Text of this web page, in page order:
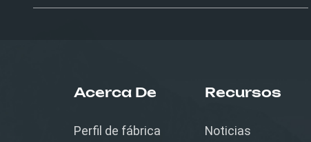
Acerca De
Perfil de fábrica
Recursos
Noticias